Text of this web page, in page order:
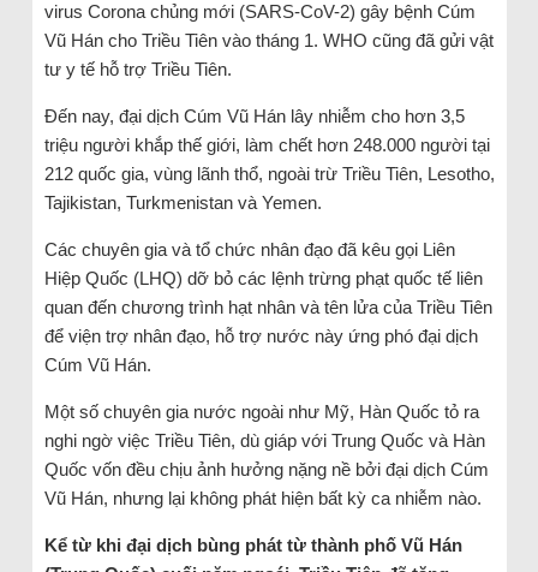
virus Corona chủng mới (SARS-CoV-2) gây bệnh Cúm
Vũ Hán cho Triều Tiên vào tháng 1. WHO cũng đã gửi vật
tư y tế hỗ trợ Triều Tiên.
Đến nay, đại dịch Cúm Vũ Hán lây nhiễm cho hơn 3,5
triệu người khắp thế giới, làm chết hơn 248.000 người tại
212 quốc gia, vùng lãnh thổ, ngoài trừ Triều Tiên, Lesotho,
Tajikistan, Turkmenistan và Yemen.
Các chuyên gia và tổ chức nhân đạo đã kêu gọi Liên
Hiệp Quốc (LHQ) dỡ bỏ các lệnh trừng phạt quốc tế liên
quan đến chương trình hạt nhân và tên lửa của Triều Tiên
để viện trợ nhân đạo, hỗ trợ nước này ứng phó đại dịch
Cúm Vũ Hán.
Một số chuyên gia nước ngoài như Mỹ, Hàn Quốc tỏ ra
nghi ngờ việc Triều Tiên, dù giáp với Trung Quốc và Hàn
Quốc vốn đều chịu ảnh hưởng nặng nề bởi đại dịch Cúm
Vũ Hán, nhưng lại không phát hiện bất kỳ ca nhiễm nào.
Kể từ khi đại dịch bùng phát từ thành phố Vũ Hán